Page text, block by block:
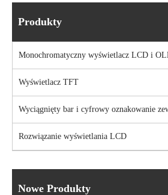
Produkty
Monochromatyczny wyświetlacz LCD i
Wyświetlacz TFT
Wyciągnięty bar i cyfrowy oznakowanie
Rozwiązanie wyświetlania LCD
Nowe Produkty